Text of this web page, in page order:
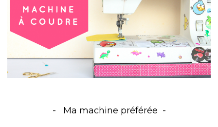
Ma machine préférée